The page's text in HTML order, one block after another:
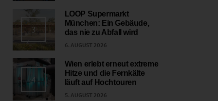
3
LOOP Supermarkt
München: Ein Gebäude,
das nie zu Abfall wird
6. AUGUST 2026
4
Wien erlebt erneut extreme
Hitze und die Fernkälte
läuft auf Hochtouren
5. AUGUST 2026